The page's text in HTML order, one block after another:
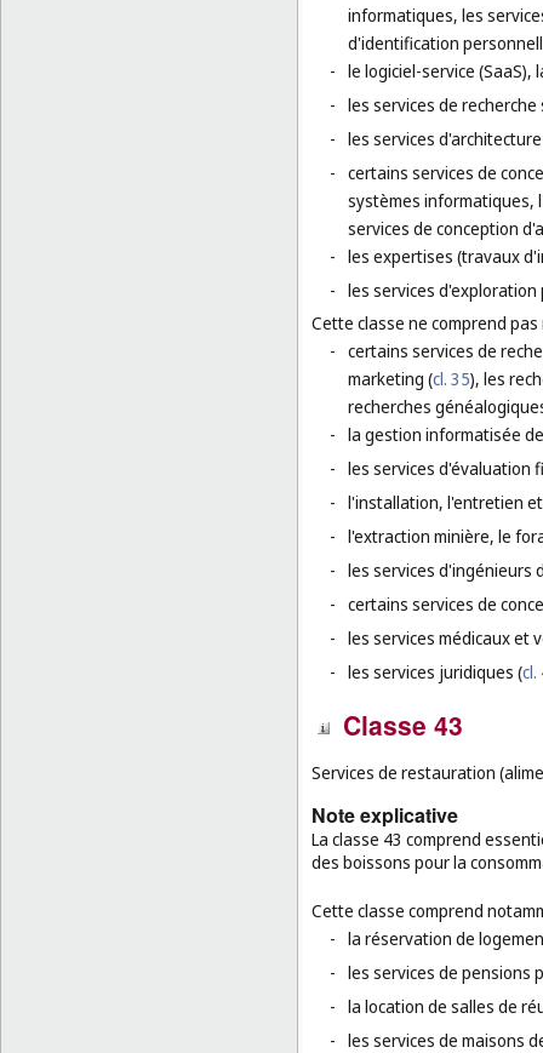
informatiques, les
d'identification
- le logiciel-service
- les services de
- les services
- certains services de
systèmes informatiques,
services de conception
- les expertises (travaux
- les services
Cette classe ne comprend
- certains services de
marketing (cl. 35), les
recherches
- la gestion informatisée
- les services d'évaluation
- l'installation, l'entretien
- l'extraction minière, le
- les services d'ingénieurs
- certains services de
- les services médicaux et
- les services juridiques (cl.
Classe 43
Services de restauration
Note explicative
La classe 43 comprend
des boissons pour la
Cette classe comprend
- la réservation de
- les services de pensions
- la location de salles de
- les services de maisons